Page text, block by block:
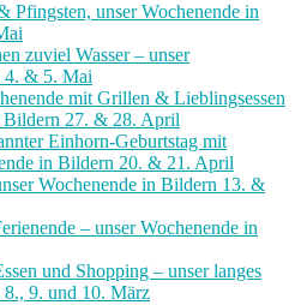
Pfingsten, unser Wochenende in
zuviel Wasser – unser
4. & 5. Mai
mit Grillen & Lieblingsessen
Bildern 27. & 28. April
Einhorn-Geburtstag mit
in Bildern 20. & 21. April
Wochenende in Bildern 13. &
– unser Wochenende in
und Shopping – unser langes
9. und 10. März